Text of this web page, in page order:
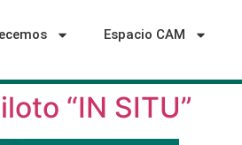
Espacio CAM
“IN SITU”